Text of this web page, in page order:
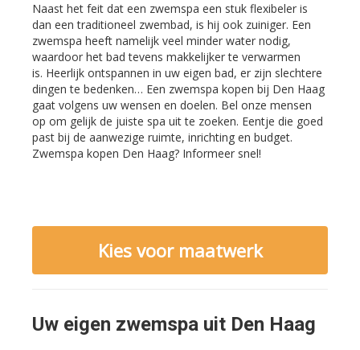
Naast het feit dat een zwemspa een stuk flexibeler is
dan een traditioneel zwembad, is hij ook zuiniger. Een
zwemspa heeft namelijk veel minder water nodig,
waardoor het bad tevens makkelijker te verwarmen
is. Heerlijk ontspannen in uw eigen bad, er zijn slechtere
dingen te bedenken… Een zwemspa kopen bij Den Haag
gaat volgens uw wensen en doelen. Bel onze mensen
op om gelijk de juiste spa uit te zoeken. Eentje die goed
past bij de aanwezige ruimte, inrichting en budget.
Zwemspa kopen Den Haag? Informeer snel!
Kies voor maatwerk
Uw eigen zwemspa uit Den Haag